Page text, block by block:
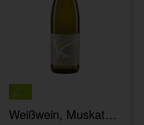
Weißwein, Muskateller QW Pfalz feinherb